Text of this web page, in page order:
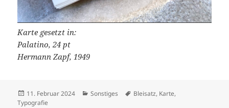
Karte gesetzt in:
Palatino, 24 pt
Hermann Zapf, 1949
Veröffentlicht
am
11. Februar 2024 Kategorien
Sonstiges Schlagwörter
Bleisatz, Karte,
Typografie